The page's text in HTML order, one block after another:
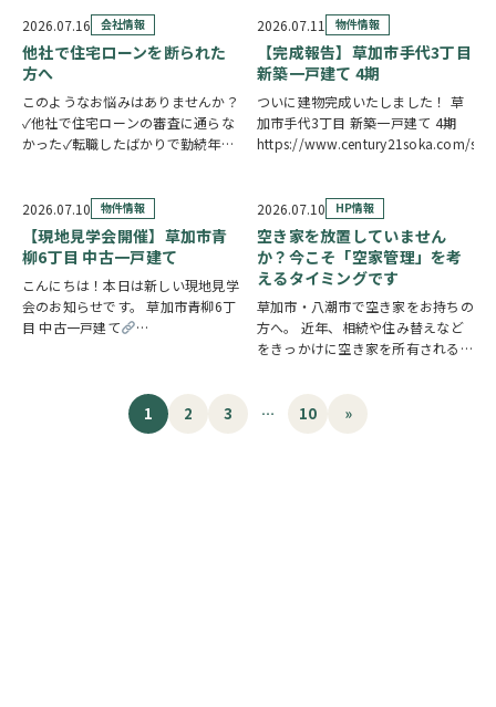
叶う新築一戸建てです。カウンター
キッ…
の広々LDKは水廻り集中設計につ
き、毎日の家事を効率的にこなせま
す。7.5…
2026.07.16 会社情報
他社で住宅ローンを断られた
方へ
このようなお悩みはありませんか？
✓他社で住宅ローンの審査に通らな
かった✓転職したばかりで勤続年数
ーンなど借入がある✓過去に返済の
遅れがあり心配している ひとつで
も当てはまる方…
2026.07.11 物件情報
【完成報告】草加市手代3丁目
新築一戸建て 4期
ついに建物完成いたしました！ 草
加市手代3丁目 新築一戸建て 4期
https://www.century21soka.com/st/
2026.07.10 物件情報
【現地見学会開催】草加市青
柳6丁目 中古一戸建て
こんにちは！本日は新しい現地見学
会のお知らせです。 草加市青柳6丁
目 中古一戸建て
https://www.century21soka.com/st/
2026.07.10 HP情報
空き家を放置していません
か？今こそ「空家管理」を考
えるタイミングです
草加市・八潮市で空き家をお持ちの
方へ。 近年、相続や住み替えなど
をきっかけに空き家を所有される方
を管理できていない」 「遠方に住
んでいるため定期的に様子を見に行
けない」 「売却するか活用するか
1 2 3 … 10 »